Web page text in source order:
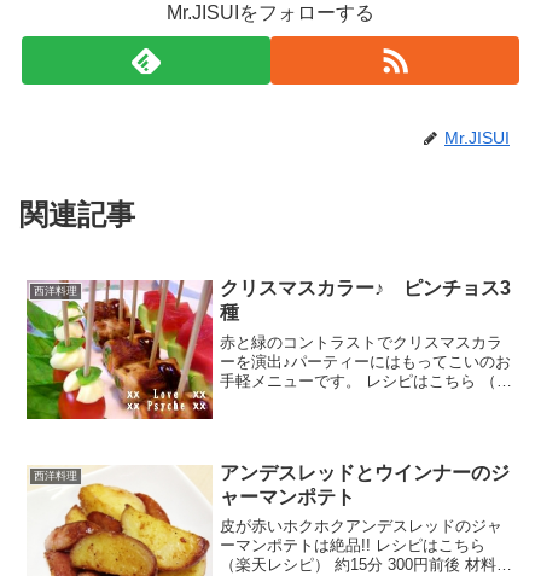
Mr.JISUIをフォローする
Mr.JISUI
関連記事
西洋料理
クリスマスカラー♪ ピンチョス3
種
赤と緑のコントラストでクリスマスカラ
ーを演出♪パーティーにはもってこいのお
手軽メニューです。 レシピはこちら （楽
西洋料理
アンデスレッドとウインナーのジ
ャーマンポテト
皮が赤いホクホクアンデスレッドのジャ
ーマンポテトは絶品!! レシピはこちら
（楽天レシピ） 約15分 300円前後 材料ア